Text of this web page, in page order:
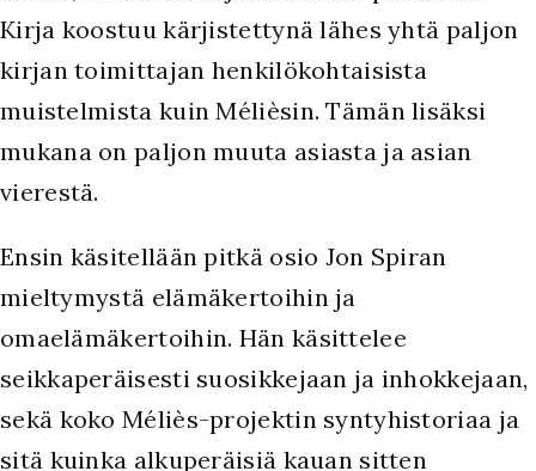
Kirja koostuu kärjistettynä lähes yhtä paljon
kirjan toimittajan henkilökohtaisista
muistelmista kuin Mélièsin. Tämän lisäksi
mukana on paljon muuta asiasta ja asian
vierestä.
Ensin käsitellään pitkä osio Jon Spiran
mieltymystä elämäkertoihin ja
omaelämäkertoihin. Hän käsittelee
seikkaperäisesti suosikkejaan ja inhokkejaan,
sekä koko Méliès-projektin syntyhistoriaa ja
sitä kuinka alkuperäisiä kauan sitten